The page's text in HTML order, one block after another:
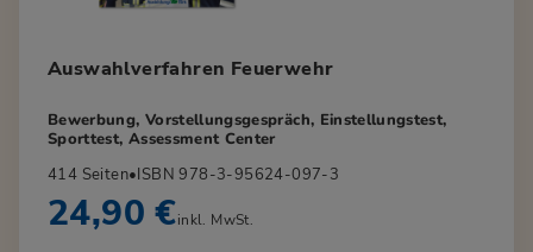
Auswahlverfahren Feuerwehr
Bewerbung, Vorstellungsgespräch, Einstellungstest,
Sporttest, Assessment Center
414 Seiten•ISBN 978-3-95624-097-3
24,90 €inkl. MwSt.